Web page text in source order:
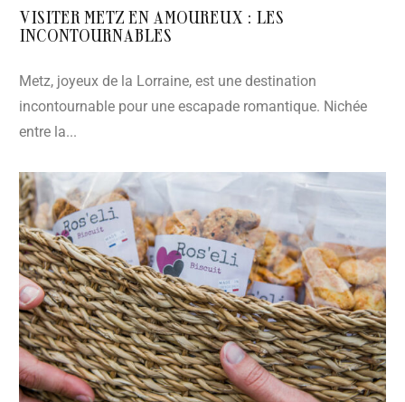
VISITER METZ EN AMOUREUX : LES
INCONTOURNABLES
Metz, joyeux de la Lorraine, est une destination
incontournable pour une escapade romantique. Nichée
entre la...